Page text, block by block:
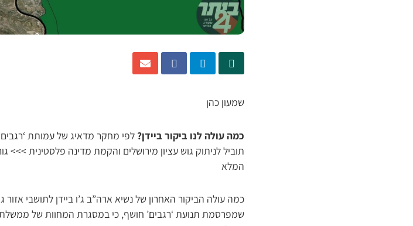
שמעון כהן
כמה עולה לנו ביקור ביידן? לפי מחקר מדאיג של עמותת
תוביל לניתוק גוש עציון מירושלים והקמת מדינה פלסטינית >>>
המלא
כמה עולה הביקור האחרון של נשיא ארה”ב ג’ו ביידן לתושבי
שמפרסמת תנועת ‘רגבים’ חושף, כי במסגרת המחוות של